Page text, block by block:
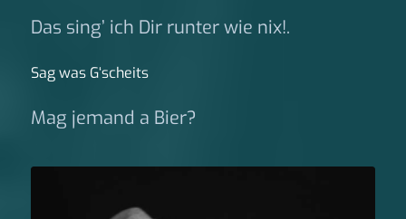
Das sing’ ich Dir runter wie nix!.
Sag was G‘scheits
Mag jemand a Bier?